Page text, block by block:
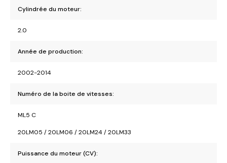
Cylindrée du moteur:
2.0
Année de production:
2002-2014
Numéro de la boite de vitesses:
ML5 C
20LM05 / 20LM06 / 20LM24 / 20LM33
Puissance du moteur (CV):